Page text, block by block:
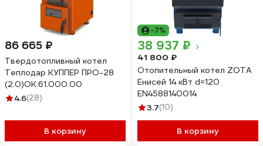
86 665 ₽
Твердотопливный котел
Теплодар КУППЕР ПРО-28
(2.0)ОК.61.000.00
4.6(28)
В корзину
-7%
38 937 ₽
41 800 ₽
Отопительный котел ZOTA
Енисей 14 кВт d=120
EN4588140014
3.7(10)
В корзину